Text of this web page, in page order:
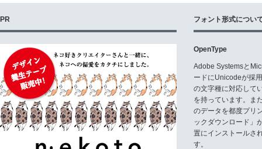
PR フォント形式につい
OpenType
Adobe Systemsと
ードにUnicodeが採
の文字種に対応して
を持っています。ま
のデータを都度プリ
ックダウンロード」
置にインストールさ
す。